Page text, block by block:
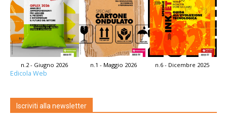
n.2 - Giugno 2026 n.1 - Maggio 2026 n.6 - Dicembre 2025
Edicola Web
Iscriviti alla newsletter